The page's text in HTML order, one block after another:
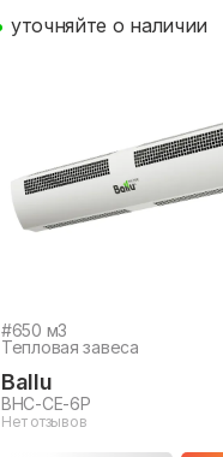
#650 м3
Тепловая завеса
Ballu
BHC-CE-6P
Нет отзывов
уточняйте о наличии